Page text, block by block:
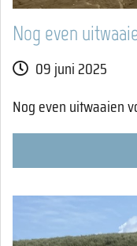
Nog even
09 juni 2025
Nog even uitwaaien